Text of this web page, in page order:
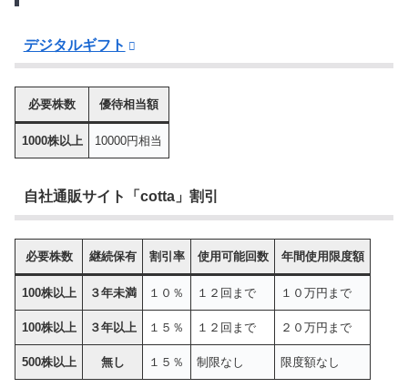
デジタルギフト
必要株数 優待相当額
1000株以上 10000円相当
自社通販サイト「cotta」割引
必要株数 継続保有 割引率 使用可能回数 年間使用限度額
100株以上 ３年未満 １０％ １２回まで １０万円まで
100株以上 ３年以上 １５％ １２回まで ２０万円まで
500株以上 無し １５％ 制限なし 限度額なし